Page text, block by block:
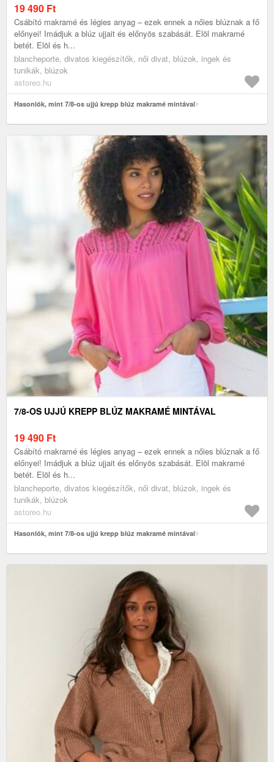
19 490 Ft
Csábító makramé és légies anyag – ezek ennek a nőies blúznak a fő
előnyei! Imádjuk a blúz ujjait és előnyös szabását. Elöl makramé
betét. Elöl és h...
blancheporte, divatos kiegészítők, női divat, blúzok, ingek és
tunikák, blúzok
astoreo.hu
Hasonlók, mint 7/8-os ujjú krepp blúz makramé mintával
7/8-OS UJJÚ KREPP BLÚZ MAKRAMÉ MINTÁVAL
19 490 Ft
Csábító makramé és légies anyag – ezek ennek a nőies blúznak a fő
előnyei! Imádjuk a blúz ujjait és előnyös szabását. Elöl makramé
betét. Elöl és h...
blancheporte, divatos kiegészítők, női divat, blúzok, ingek és
tunikák, blúzok
astoreo.hu
Hasonlók, mint 7/8-os ujjú krepp blúz makramé mintával